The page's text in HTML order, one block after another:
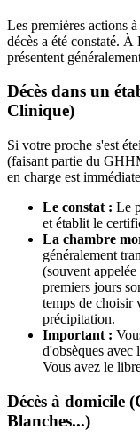
Les premières actions
décès a été constaté.
présentent
Décès dans un
Clinique)
Si votre proche s'est
(faisant partie du
en charge est
Le constat : Le
et établit le
La chambre
généralement
(souvent
premiers jours
temps de choisir
précipitation.
Important :
d'obsèques avec
Vous avez le
Décès à domicile
Blanches...)